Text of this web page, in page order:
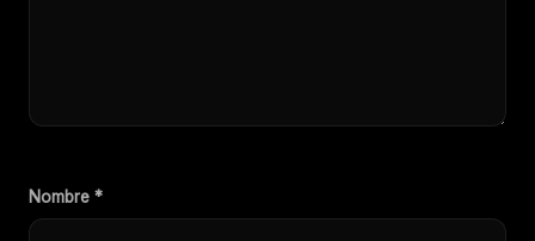
Nombre *